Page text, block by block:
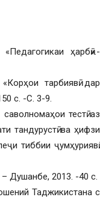
ҳарбӣ».-
тарбиявӣ дар
с. -С. 3-9.
тестӣ аз
тандурустӣ ва ҳифзи
тиббии ҷумҳуриявӣ.
Душанбе, 2013. -40 с.
Таджикистана с